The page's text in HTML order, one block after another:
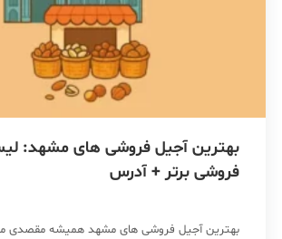
فروشی برتر + آدرس
بهترین آجیل فروشی های مشهد همیشه مقصدی